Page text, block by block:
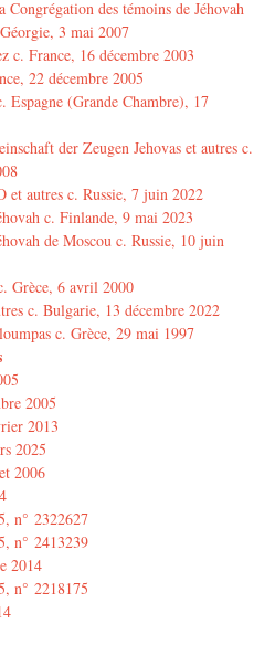
des témoins de Jéhovah
3 mai 2007
c. France, 16 décembre 2003
22 décembre 2005
(Grande Chambre), 17
der Zeugen Jehovas et autres c.
et autres c. Russie, 7 juin 2022
c. Finlande, 9 mai 2023
de Moscou c. Russie, 10 juin
Grèce, 6 avril 2000
c. Bulgarie, 13 décembre 2022
c. Grèce, 29 mai 1997
2005
2013
2025
2006
n° 2322627
n° 2413239
2014
n° 2218175